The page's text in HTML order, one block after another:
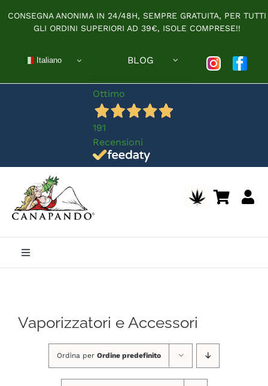
contenuto
CONSEGNA ANONIMA IN 24/48H, SEMPRE GRATUITA, PER TUTTI
GLI ORDINI SUPERIORI AD 39€, ISOLE COMPRESE!!
Italiano BLOG
Ottimo
191
Recensioni
Toggle
SHOP ONLINE
PUNTI VENDITA
Vaporizzatori e Accessori
Ordina per Ordine predefinito